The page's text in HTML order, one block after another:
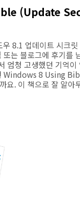
(Update
8.1 업데이트 시크릿
는 블로그에 후기를
엄청 고생했던 기억
Windows 8 Using
요. 이 책으로 잘 알